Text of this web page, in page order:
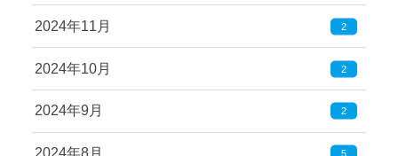
2024年11月 2
2024年10月 2
2024年9月 2
5